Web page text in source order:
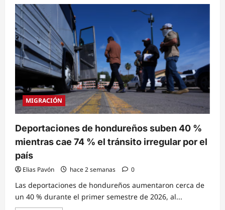
Consulado
de
Honduras
en
Nueva
York
fortalece
lazos
de
cooperación
consular
con
la
representación
de
México
MIGRACIÓN
Deportaciones de hondureños suben 40 %
mientras cae 74 % el tránsito irregular por el
país
Elias Pavón hace 2 semanas 0
Las deportaciones de hondureños aumentaron cerca de
un 40 % durante el primer semestre de 2026, al...